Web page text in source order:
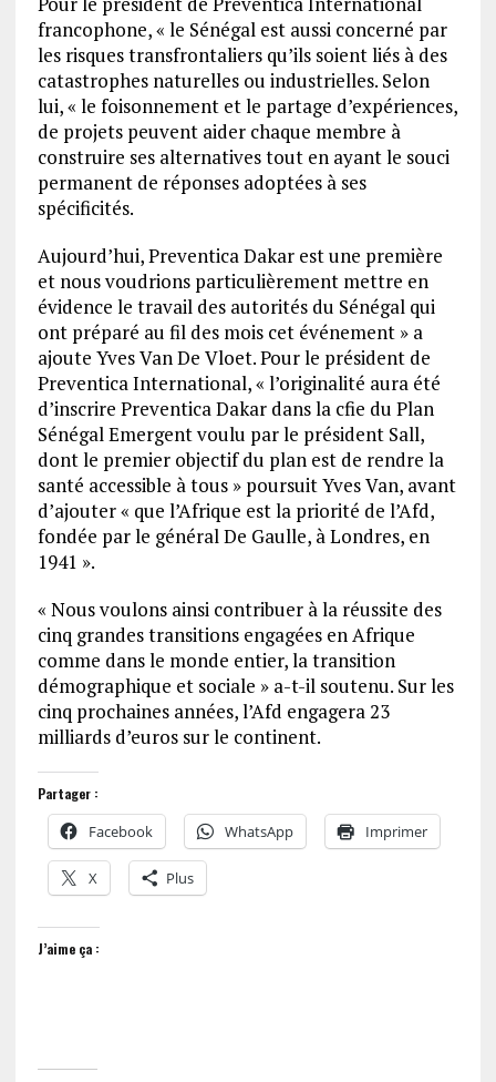
francophone, « le Sénégal est aussi concerné par
les risques transfrontaliers qu’ils soient liés à des
catastrophes naturelles ou industrielles. Selon
lui, « le foisonnement et le partage d’expériences,
de projets peuvent aider chaque membre à
construire ses alternatives tout en ayant le souci
permanent de réponses adoptées à ses
spécificités.
Aujourd’hui, Preventica Dakar est une première
et nous voudrions particulièrement mettre en
évidence le travail des autorités du Sénégal qui
ont préparé au fil des mois cet événement » a
ajoute Yves Van De Vloet. Pour le président de
Preventica International, « l’originalité aura été
d’inscrire Preventica Dakar dans la cfie du Plan
Sénégal Emergent voulu par le président Sall,
dont le premier objectif du plan est de rendre la
santé accessible à tous » poursuit Yves Van, avant
d’ajouter « que l’Afrique est la priorité de l’Afd,
fondée par le général De Gaulle, à Londres, en
1941 ».
« Nous voulons ainsi contribuer à la réussite des
cinq grandes transitions engagées en Afrique
comme dans le monde entier, la transition
démographique et sociale » a-t-il soutenu. Sur les
cinq prochaines années, l’Afd engagera 23
milliards d’euros sur le continent.
Partager :
Facebook WhatsApp Imprimer
X Plus
J’aime ça :